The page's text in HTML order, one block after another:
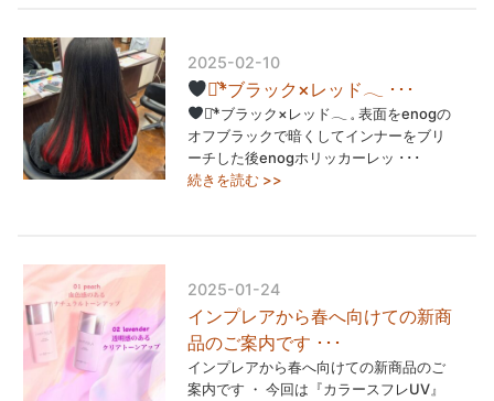
2025-02-10
⋆͛*͛ブラック×レッド𓂃 ･･･
⋆͛*͛ブラック×レッド𓂃 𓈒 表面をenogの
オフブラックで暗くしてインナーをブリ
ーチした後enogホリッカーレッ ･･･
続きを読む >>
2025-01-24
インプレアから春へ向けての新商
品のご案内です ･･･
インプレアから春へ向けての新商品のご
案内です ・ 今回は『カラースフレUV』